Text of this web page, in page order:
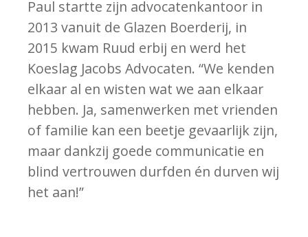
Paul startte zijn advocatenkantoor in
2013 vanuit de Glazen Boerderij, in
2015 kwam Ruud erbij en werd het
Koeslag Jacobs Advocaten. “We kenden
elkaar al en wisten wat we aan elkaar
hebben. Ja, samenwerken met vrienden
of familie kan een beetje gevaarlijk zijn,
maar dankzij goede communicatie en
blind vertrouwen durfden én durven wij
het aan!”